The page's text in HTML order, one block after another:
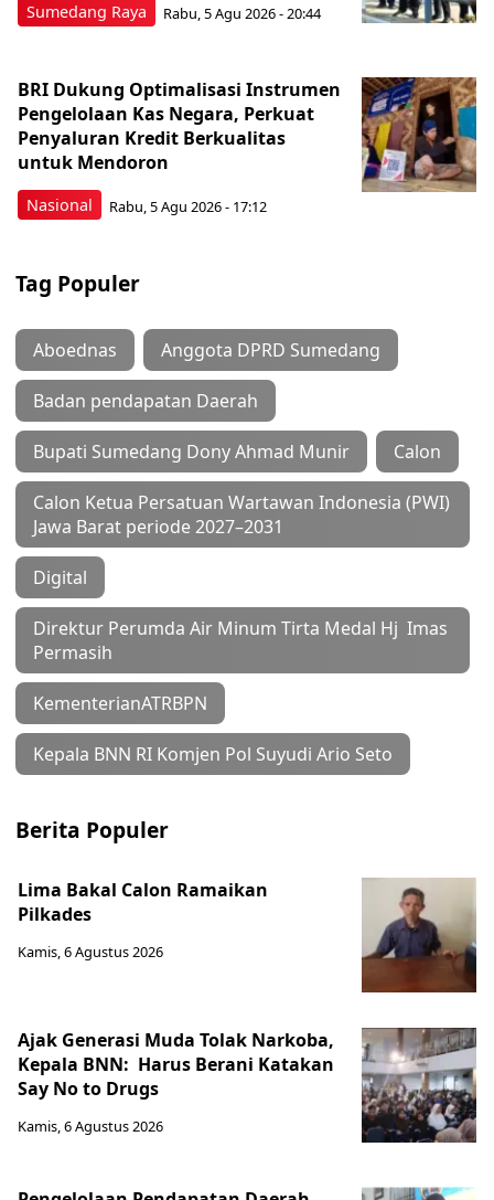
Sumedang Raya Rabu, 5 Agu 2026 - 20:44
Nasional
BRI Dukung Optimalisasi Instrumen
Pengelolaan Kas Negara, Perkuat
Penyaluran Kredit Berkualitas
untuk Mendoron
Rabu, 5 Agu 2026 - 17:12
Tag Populer
Aboednas Anggota DPRD Sumedang
Badan pendapatan Daerah
Bupati Sumedang Dony Ahmad Munir Calon
Calon Ketua Persatuan Wartawan Indonesia (PWI)
Jawa Barat periode 2027–2031
Digital
Direktur Perumda Air Minum Tirta Medal Hj Imas
Permasih
KementerianATRBPN
Kepala BNN RI Komjen Pol Suyudi Ario Seto
Berita Populer
Lima Bakal Calon Ramaikan
Pilkades
Kamis, 6 Agustus 2026
Ajak Generasi Muda Tolak Narkoba,
Kepala BNN: Harus Berani Katakan
Say No to Drugs
Kamis, 6 Agustus 2026